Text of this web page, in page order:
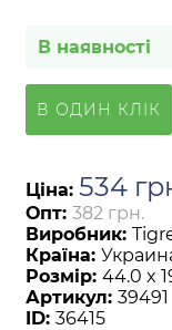
В наявності
В ОДИН КЛІК
Ціна: 534
Опт: 382 грн.
Виробник:
Країна:
Розмір: 44.0 x
Артикул: 39491
ID: 36415